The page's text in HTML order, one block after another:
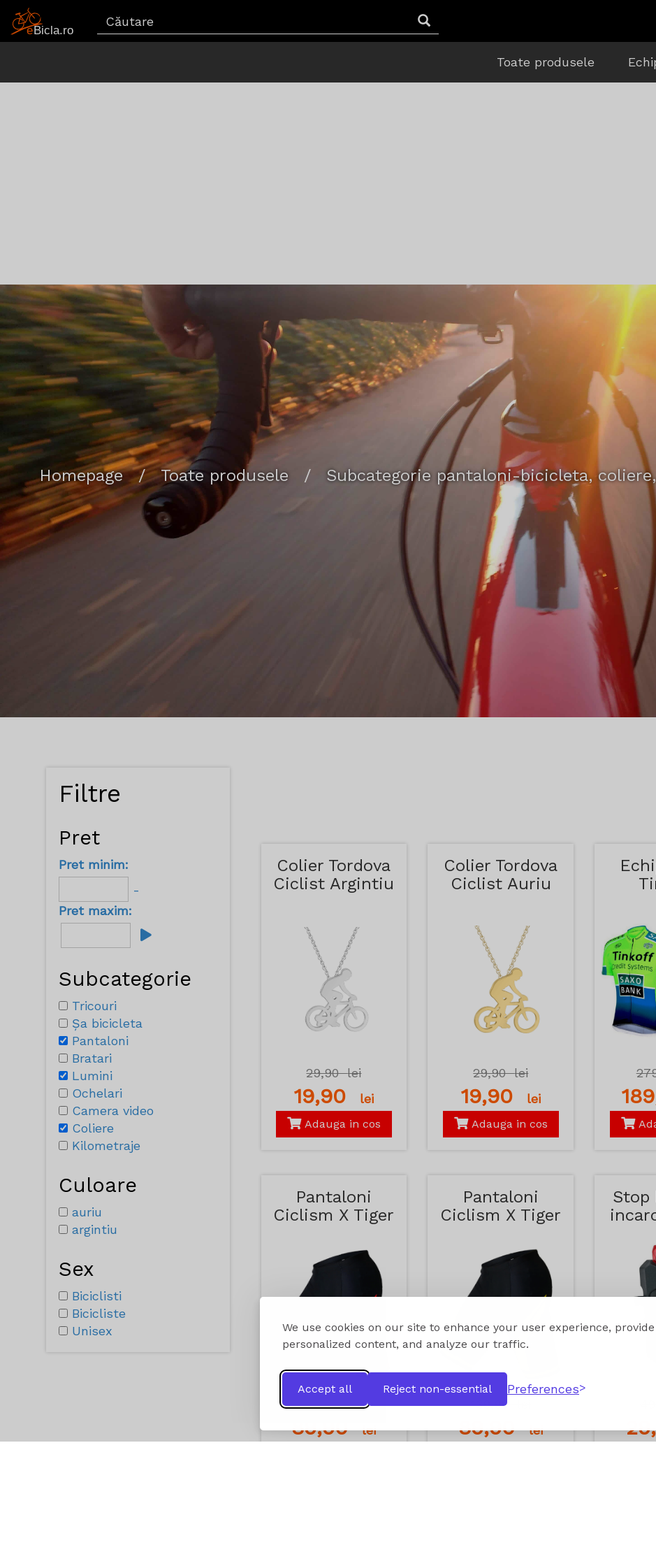
We use cookies on our site to enhance your user experience, provide
personalized content, and analyze our traffic.
Accept all Reject non-essential Preferences
Toate produsele
Homepage / Toate produsele / Subcategorie pantaloni-bicicleta,
Filtre
Pret
Pret minim:
-
Pret maxim:
Subcategorie
Tricouri
Șa bicicleta
Pantaloni
Bratari
Lumini
Ochelari
Camera video
Coliere
Kilometraje
Culoare
auriu
argintiu
Sex
Biciclisti
Bicicliste
Unisex
Colier Tordova
Ciclist Argintiu
29,90lei
19,90 lei
Adauga in cos
Colier Tordova
Ciclist Auriu
29,90lei
19,90 lei
Adauga in cos
Pantaloni
Ciclism X Tiger
Rosu
139,90lei
89,90lei
Pantaloni
Ciclism X Tiger
139,90
89,90lei
Stop